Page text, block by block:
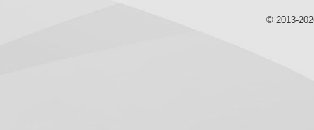
© 2013-